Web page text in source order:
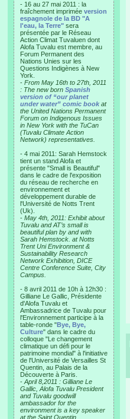
- 16 au 27 mai 2011 : la
fraîchement imprimée version
espagnole de la BD "A
l'eau, la Terre" sera
présentée par le Réseau
Action Climat Tuvaluen dont
Alofa Tuvalu est membre, au
Forum Permanent des
Nations Unies sur les
Questions Indigènes à New
York.
- From May 16th to 27th, 2011
: The new born Spanish
version of “our planet
under water” comic book at
the United Nations Permanent
Forum on Indigenous Issues
in New York with the TuCan
(Tuvalu Climate Action
Network) representatives.
- 4 mai 2011: Sarah Hemstock
tient un stand Alofa et
présente "Small is Beautiful"
dans le cadre de l'exposition
du réseau de recherche en
environnement et
développement durable de
l'Université de Notts Trent
(Uk).
- May 4th, 2011: Exhibit about
Tuvalu and AT’s small is
beautiful plan by and with
Sarah Hemstock. at Notts
Trent Uni Environment &
Sustainability Research
Network Exhibition, DICE
Centre Conference Suite, City
Campus.
- 8 avril 2011 de 10h à 12h30 :
Gilliane Le Gallic, Présidente
d'Alofa Tuvalu et
Ambassadrice de Tuvalu pour
l'Environnement participe à la
table-ronde "Bye, Bye,
Culture" dans le cadre du
colloque "Le changement
climatique un défi pour le
patrimoine mondial" à l'initiative
de l'Université de Versailles St
Quentin, au Palais de la
Découverte à Paris.
- April 8,2011 : Gilliane Le
Gallic, Alofa Tuvalu President
and Tuvalu goodwill
ambassador for the
environment is a key speaker
at the Saint Quentin